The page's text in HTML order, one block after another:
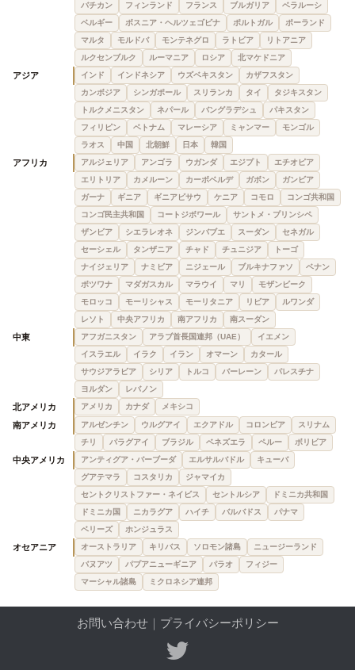
バチカン
フィンランド フランス ブルガリア
ベラルーシ
ベルギー
ボスニア・ヘルツェゴビナ ポルトガル
ポーランド
マルタ
モルドバ モンテネグロ ラトビア
リトアニア
ルクセンブルク
ルーマニア ロシア 北マケドニア
アジア インド インドネシア ウズベキスタン
カザフスタン
カンボジア
シンガポール スリランカ タイ
タジキスタン
トルクメニスタン
ネパール バングラデシュ
パキスタン
フィリピン
ベトナム マレーシア ミャンマー
モンゴル
ラオス
中国 北朝鮮 日本 韓国
アフリカ アルジェリア アンゴラ ウガンダ エジプト
エチオピア
エリトリア
カメルーン カーボベルデ ガボン
ガンビア
ガーナ
ギニア ギニアビサウ ケニア コモロ
コンゴ共和国
コンゴ民主共和国
コートジボワール
サントメ・プリンシペ
ザンビア
シエラレオネ ジンバブエ スーダン
セネガル
セーシェル
タンザニア チャド チュニジア
トーゴ
ナイジェリア
ナミビア ニジェール ブルキナファソ
ベナン
ボツワナ
マダガスカル マラウイ マリ
モザンビーク
モロッコ
モーリシャス モーリタニア リビア
ルワンダ
レソト
中央アフリカ 南アフリカ 南スーダン
中東 アフガニスタン アラブ首長国連邦（UAE）
イエメン
イスラエル
イラク イラン オマーン
カタール
サウジアラビア
シリア トルコ バーレーン
パレスチナ
ヨルダン
レバノン
北アメリカ アメリカ カナダ メキシコ
南アメリカ アルゼンチン ウルグアイ エクアドル コロンビア
スリナム
チリ
パラグアイ ブラジル ベネズエラ ペルー ボリビア
中央アメリカ アンティグア・バーブーダ エルサルバドル
キューバ
グアテマラ
コスタリカ
ジャマイカ
セントクリストファー・ネイビス
セントルシア
ドミニカ共和国
ドミニカ国
ニカラグア ハイチ バルバドス
パナマ
ベリーズ
ホンジュラス
オセアニア オーストラリア キリバス ソロモン諸島
ニュージーランド
バヌアツ
パプアニューギニア パラオ
フィジー
マーシャル諸島
ミクロネシア連邦
お問い合わせ｜ プライバシーポリシー